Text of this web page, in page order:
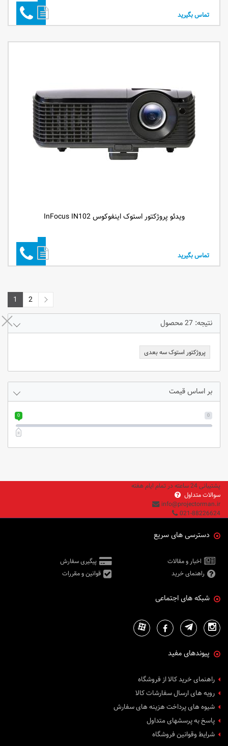
تماس بگیرید
ویدئو پروژکتور استوک اینفوکوس InFocus IN102
تماس بگیرید
1
2
1
2
نتیجه: 27 محصول
پروژکتور استوک سه بعدی
بر اساس قیمت
0
0
پشتیبانی 24 ساعته در تمام ایام هفته
سوالات متداول
info@projectorman.ir
021-88226624
دسترسی های سریع
اخبار و مقالات
پیگیری سفارش
راهنمای خرید
قوانین و مقررات
شبکه های اجتماعی
پیوندهای مفید
راهنمای خرید کالا از فروشگاه
رویه های ارسال سفارشات کالا
شیوه های پرداخت هزینه های سفارش
پاسخ به پرسشهای متداول
شرایط وقوانین فروشگاه